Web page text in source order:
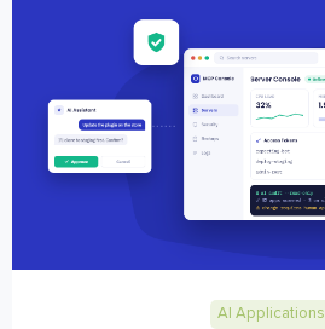
AI Applications